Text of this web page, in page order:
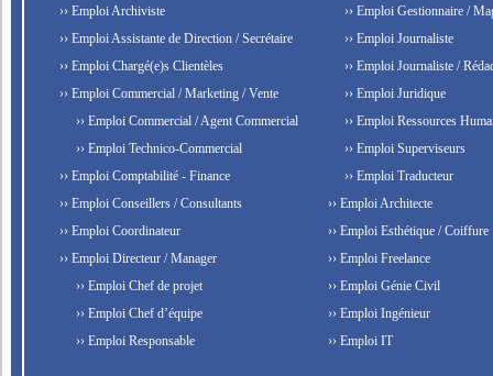
›› Emploi Archiviste
›› Emploi Assistante de Direction / Secrétaire
›› Emploi Chargé(e)s Clientèles
›› Emploi Commercial / Marketing / Vente
›› Emploi Commercial / Agent Commercial
›› Emploi Technico-Commercial
›› Emploi Comptabilité - Finance
›› Emploi Conseillers / Consultants
›› Emploi Coordinateur
›› Emploi Directeur / Manager
›› Emploi Chef de projet
›› Emploi Chef d’équipe
›› Emploi Responsable
›› Emploi Gestionnaire /
›› Emploi Journaliste
›› Emploi Journaliste /
›› Emploi Juridique
›› Emploi Ressources
›› Emploi Superviseurs
›› Emploi Traducteur
›› Emploi Architecte
›› Emploi Esthétique / Coiffure
›› Emploi Freelance
›› Emploi Génie Civil
›› Emploi Ingénieur
›› Emploi IT